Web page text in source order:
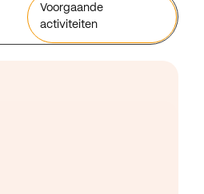
Voorgaande
activiteiten